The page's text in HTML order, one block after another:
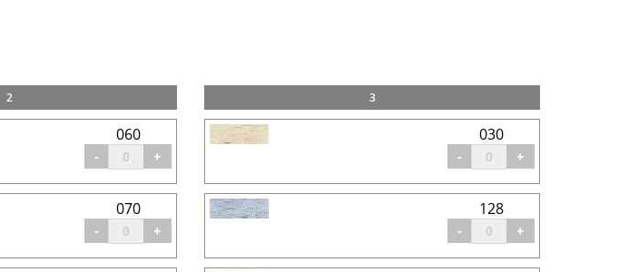
2 3
060
- +
030
- +
070
- +
128
- +